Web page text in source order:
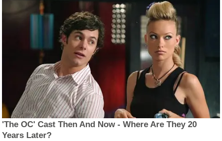
'The OC' Cast Then And Now - Where Are They 20
Years Later?